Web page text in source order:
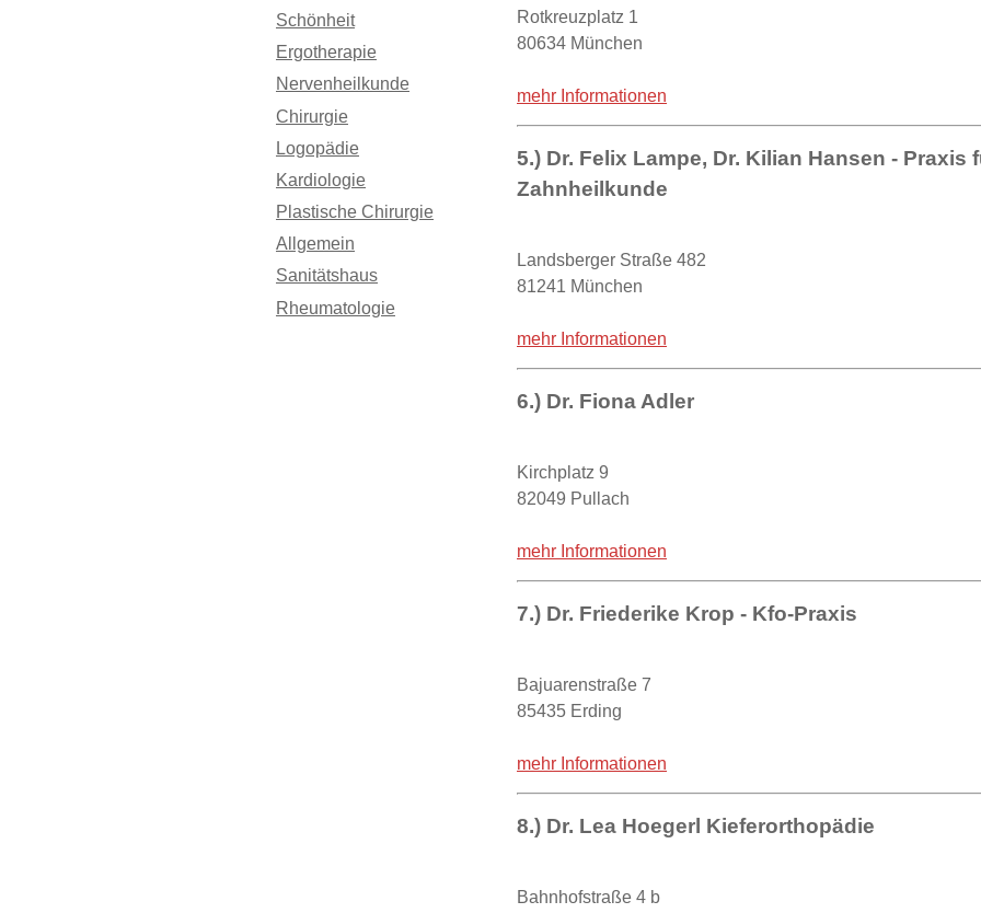
Schönheit
Ergotherapie
Nervenheilkunde
Chirurgie
Logopädie
Kardiologie
Plastische Chirurgie
Allgemein
Sanitätshaus
Rheumatologie
Rotkreuzplatz 1
80634 München
mehr Informationen
5.) Dr. Felix Lampe, Dr. Kilian Hansen -
Zahnheilkunde
Landsberger Straße 482
81241 München
mehr Informationen
6.) Dr. Fiona Adler
Kirchplatz 9
82049 Pullach
mehr Informationen
7.) Dr. Friederike Krop - Kfo-Praxis
Bajuarenstraße 7
85435 Erding
mehr Informationen
8.) Dr. Lea Hoegerl Kieferorthopädie
Bahnhofstraße 4 b